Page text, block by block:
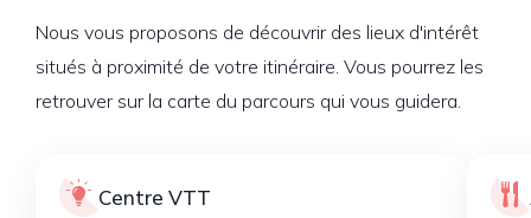
Nous vous proposons de découvrir des lieux d'intérêt
situés à proximité de votre itinéraire. Vous pourrez les
retrouver sur la carte du parcours qui vous guidera.
Centre VTT